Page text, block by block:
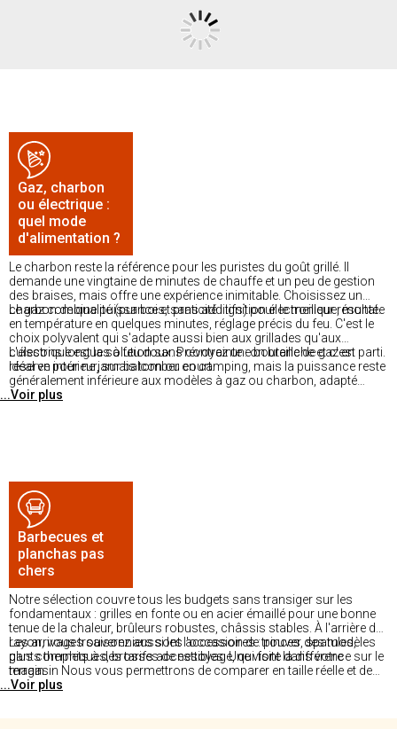
Gaz, charbon
ou électrique :
quel mode
d'alimentation ?
Le charbon reste la référence pour les puristes du goût grillé. Il
demande une vingtaine de minutes de chauffe et un peu de gestion
des braises, mais offre une expérience inimitable. Choisissez un
charbon de qualité (pur bois, sans additifs) pour le meilleur résultat.
Le gaz combine puissance et praticité : ignition électronique, montée
en température en quelques minutes, réglage précis du feu. C'est le
choix polyvalent qui s'adapte aussi bien aux grillades qu'aux
cuissons longues à feu doux. Prévoyez une bouteille de gaz en
réserve pour ne jamais tomber court.
L'électrique est la solution sans contrainte : on branche et c'est parti.
Idéal en intérieur, sur balcon ou en camping, mais la puissance reste
généralement inférieure aux modèles à gaz ou charbon, adapté
donc aux tablées familiales plutôt qu'aux grandes réceptions.
...Voir plus
Barbecues et
planchas pas
chers
Notre sélection couvre tous les budgets sans transiger sur les
fondamentaux : grilles en fonte ou en acier émaillé pour une bonne
tenue de la chaleur, brûleurs robustes, châssis stables. À l'arrière du
rayon, vous trouverez aussi les accessoires : pinces, spatules,
gants thermiques, brosses de nettoyage, qui font la différence sur le
terrain.
Les arrivages saisonniers sont l'occasion de trouver des modèles
plus complets à des tarifs accessibles. Une visite dans votre
magasin Nous vous permettrons de comparer en taille réelle et de
demander conseil à nos équipes.
...Voir plus